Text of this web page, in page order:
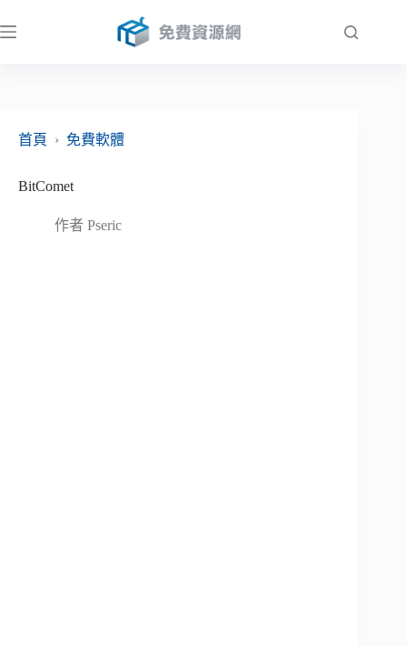
至
首頁
› 免費軟體
BitComet
作者 Pseric